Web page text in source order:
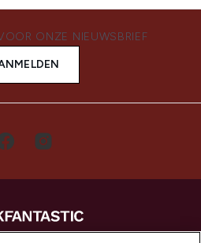
ONZE NIEUWSBRIEF